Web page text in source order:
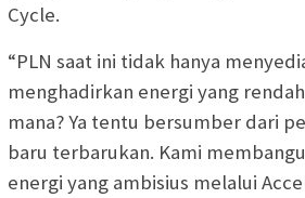
Cycle.
“PLN saat ini tidak hanya
menghadirkan energi yang
mana? Ya tentu bersumber dari
baru terbarukan. Kami
energi yang ambisius melalui